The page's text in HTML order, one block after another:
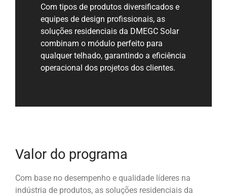
Com tipos de produtos diversificados e
equipes de design profissionais, as
soluções residenciais da DMEGC Solar
combinam o módulo perfeito para
qualquer telhado, garantindo a eficiência
operacional dos projetos dos clientes.
Valor do programa
Com base no desempenho e qualidade líderes na
indústria de produtos, as soluções residenciais da